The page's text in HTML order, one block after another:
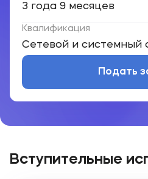
Подать заявку
3 года 9 месяцев
Квалификация
Сетевой и системный
Подать
Вступительные